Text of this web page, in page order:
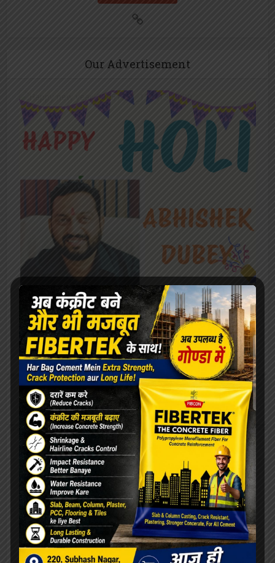
Our Advertisement
[covid-data]
खेल